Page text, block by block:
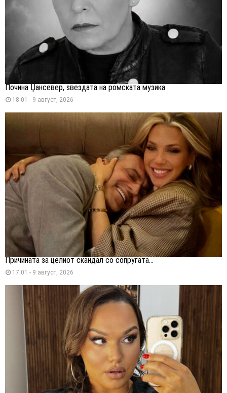
Почина Џансевер, ѕвездата на ромската музика
18:01 - 9 август, 2026
Причината за целиот скандал со сопругата...
17:01 - 9 август, 2026